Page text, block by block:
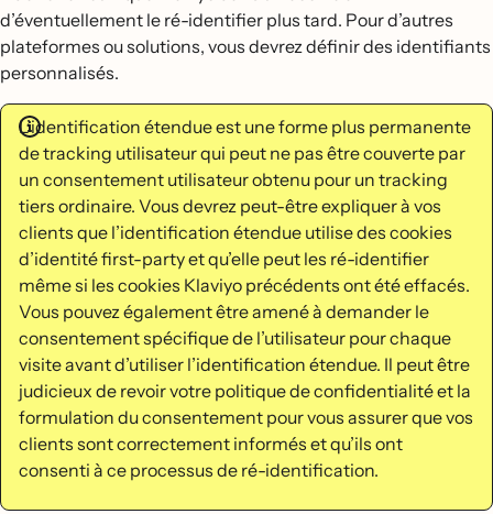
d’éventuellement le ré-identifier plus tard. Pour d’autres
plateformes ou solutions, vous devrez définir des identifiants
personnalisés.
L’identification étendue est une forme plus permanente
de tracking utilisateur qui peut ne pas être couverte par
un consentement utilisateur obtenu pour un tracking
tiers ordinaire. Vous devrez peut-être expliquer à vos
clients que l’identification étendue utilise des cookies
d’identité first-party et qu’elle peut les ré-identifier
même si les cookies Klaviyo précédents ont été effacés.
Vous pouvez également être amené à demander le
consentement spécifique de l’utilisateur pour chaque
visite avant d’utiliser l’identification étendue. Il peut être
judicieux de revoir votre politique de confidentialité et la
formulation du consentement pour vous assurer que vos
clients sont correctement informés et qu’ils ont
consenti à ce processus de ré-identification.